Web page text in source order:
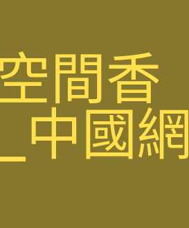
間香
中國網